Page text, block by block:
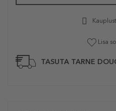
Lisa
TASUTA TARNE